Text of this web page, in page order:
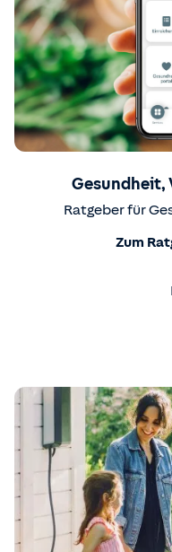
Gesundheit,
Ratgeber für
Zum